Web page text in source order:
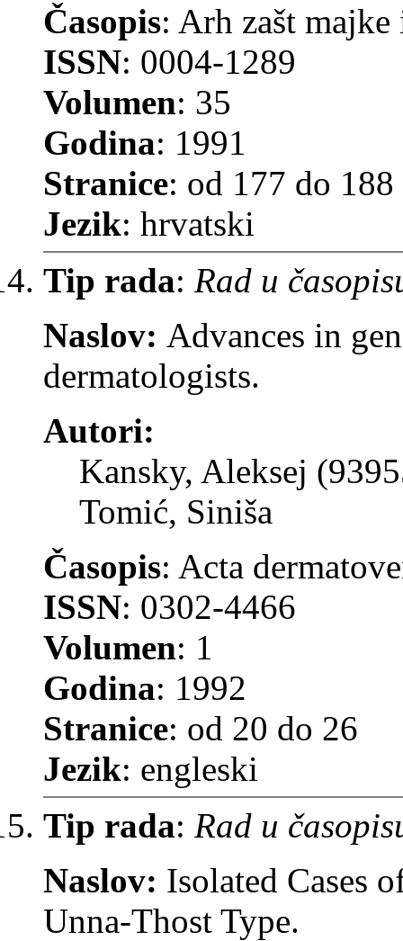
Časopis: Arh zašt majke
ISSN: 0004-1289
Volumen: 35
Godina: 1991
Stranice: od 177 do 188
Jezik: hrvatski
Tip rada: Rad u
Naslov: Advances in
dermatologists.
Autori:
Kansky, Aleksej
Tomić, Siniša
Časopis: Acta
ISSN: 0302-4466
Volumen: 1
Godina: 1992
Stranice: od 20 do 26
Jezik: engleski
Tip rada: Rad u
Naslov: Isolated Cases
Unna-Thost Type.